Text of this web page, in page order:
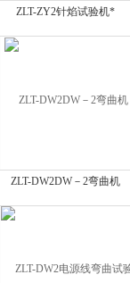
ZLT-ZY2针焰试验机*
ZLT-DW2DW－2弯曲机